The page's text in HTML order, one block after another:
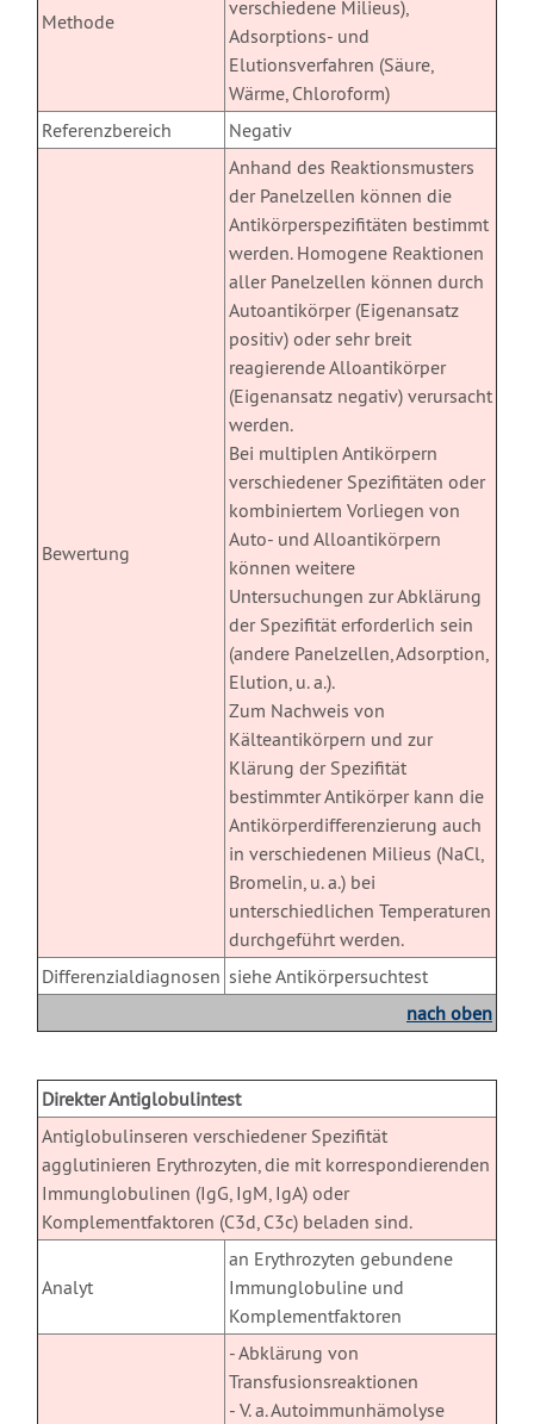
Methode
verschiedene Milieus),
Adsorptions- und
Elutionsverfahren (Säure,
Wärme, Chloroform)
Referenzbereich
Negativ
Bewertung
Anhand des Reaktionsmusters
der Panelzellen können die
Antikörperspezifitäten bestimmt
werden. Homogene Reaktionen
aller Panelzellen können durch
Autoantikörper (Eigenansatz
positiv) oder sehr breit
reagierende Alloantikörper
(Eigenansatz negativ) verursacht
werden.
Bei multiplen Antikörpern
verschiedener Spezifitäten oder
kombiniertem Vorliegen von
Auto- und Alloantikörpern
können weitere
Untersuchungen zur Abklärung
der Spezifität erforderlich sein
(andere Panelzellen, Adsorption,
Elution, u. a.).
Zum Nachweis von
Kälteantikörpern und zur
Klärung der Spezifität
bestimmter Antikörper kann die
Antikörperdifferenzierung auch
in verschiedenen Milieus (NaCl,
Bromelin, u. a.) bei
unterschiedlichen Temperaturen
durchgeführt werden.
Differenzialdiagnosen siehe Antikörpersuchtest
nach oben
Direkter Antiglobulintest
Antiglobulinseren verschiedener Spezifität
agglutinieren Erythrozyten, die mit korrespondierenden
Immunglobulinen (IgG, IgM, IgA) oder
Komplementfaktoren (C3d, C3c) beladen sind.
Analyt
an Erythrozyten gebundene
Immunglobuline und
Komplementfaktoren
- Abklärung von
Transfusionsreaktionen
- V. a. Autoimmunhämolyse